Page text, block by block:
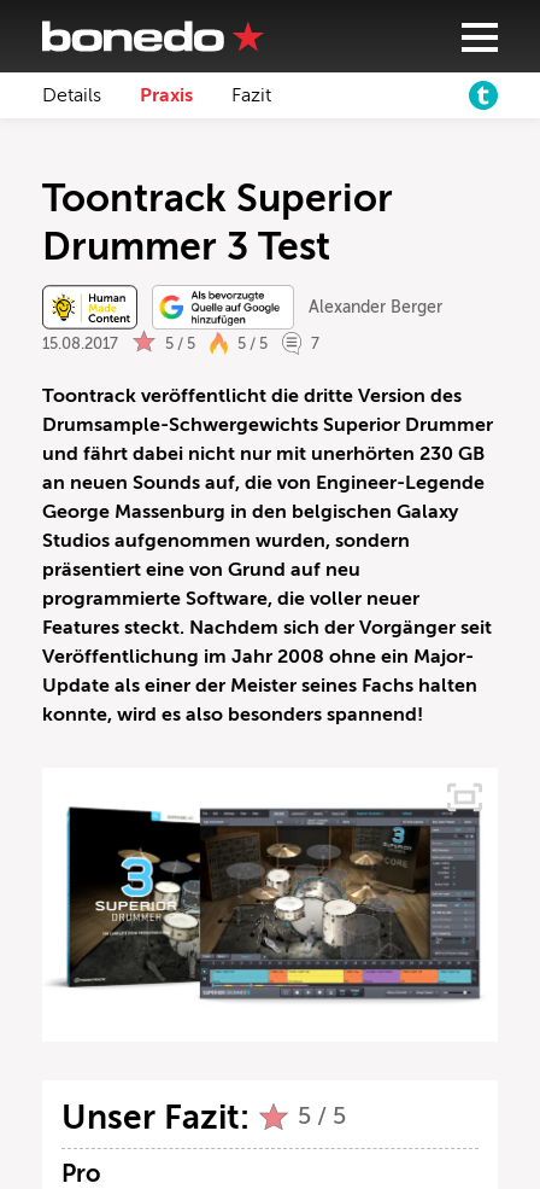
Details Praxis Fazit
Toontrack Superior
Drummer 3 Test
Alexander Berger
15.08.2017 5 / 5 5 / 5 7
Toontrack veröffentlicht die dritte Version des
Drumsample-Schwergewichts Superior Drummer
und fährt dabei nicht nur mit unerhörten 230 GB
an neuen Sounds auf, die von Engineer-Legende
George Massenburg in den belgischen Galaxy
Studios aufgenommen wurden, sondern
präsentiert eine von Grund auf neu
programmierte Software, die voller neuer
Features steckt. Nachdem sich der Vorgänger seit
Veröffentlichung im Jahr 2008 ohne ein Major-
Update als einer der Meister seines Fachs halten
konnte, wird es also besonders spannend!
Unser Fazit: 5 / 5
Pro